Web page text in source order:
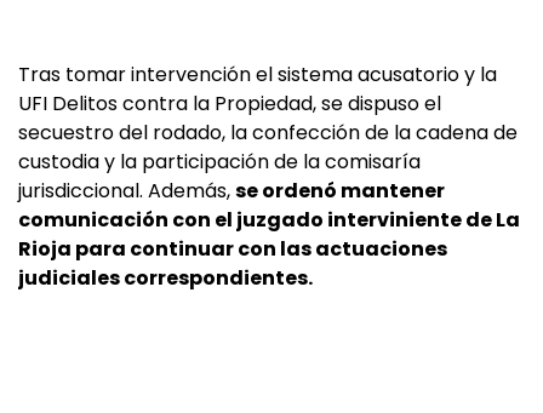
Tras tomar intervención el sistema acusatorio y la
UFI Delitos contra la Propiedad, se dispuso el
secuestro del rodado, la confección de la cadena de
custodia y la participación de la comisaría
jurisdiccional. Además,se ordenó mantener
comunicación con el juzgado interviniente de La
Rioja para continuar con las actuaciones
judiciales correspondientes.